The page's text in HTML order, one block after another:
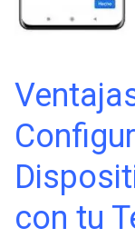
con tu